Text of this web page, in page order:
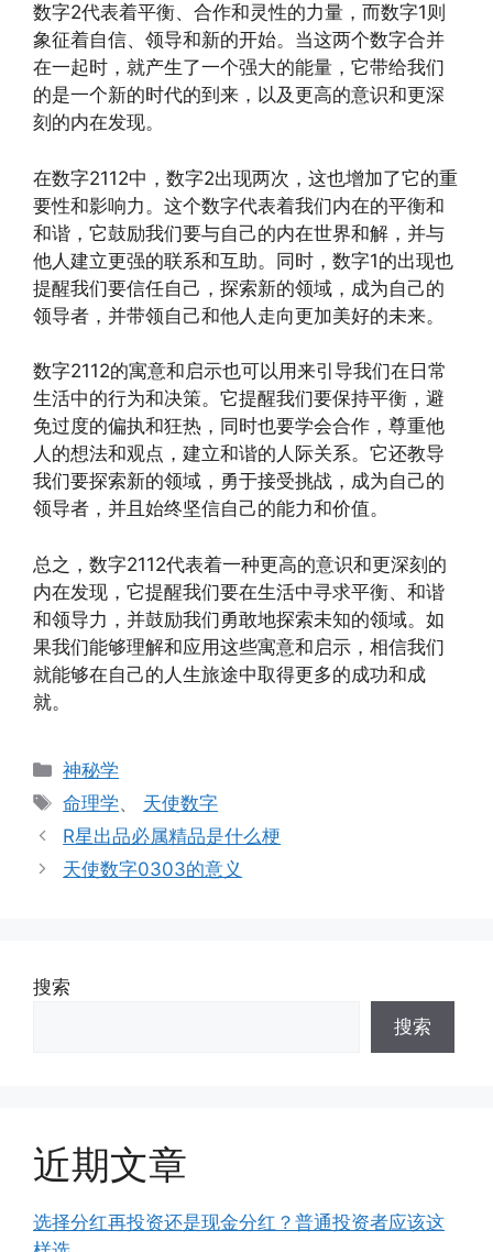
数字2代表着平衡、合作和灵性的力量，而数字1则
象征着自信、领导和新的开始。当这两个数字合并
在一起时，就产生了一个强大的能量，它带给我们
的是一个新的时代的到来，以及更高的意识和更深
刻的内在发现。
在数字2112中，数字2出现两次，这也增加了它的重
要性和影响力。这个数字代表着我们内在的平衡和
和谐，它鼓励我们要与自己的内在世界和解，并与
他人建立更强的联系和互助。同时，数字1的出现也
提醒我们要信任自己，探索新的领域，成为自己的
领导者，并带领自己和他人走向更加美好的未来。
数字2112的寓意和启示也可以用来引导我们在日常
生活中的行为和决策。它提醒我们要保持平衡，避
免过度的偏执和狂热，同时也要学会合作，尊重他
人的想法和观点，建立和谐的人际关系。它还教导
我们要探索新的领域，勇于接受挑战，成为自己的
领导者，并且始终坚信自己的能力和价值。
总之，数字2112代表着一种更高的意识和更深刻的
内在发现，它提醒我们要在生活中寻求平衡、和谐
和领导力，并鼓励我们勇敢地探索未知的领域。如
果我们能够理解和应用这些寓意和启示，相信我们
就能够在自己的人生旅途中取得更多的成功和成
就。
分
类
神秘学
标
签
命理学、 天使数字
R星出品必属精品是什么梗
天使数字0303的意义
搜索
搜索
近期文章
选择分红再投资还是现金分红？普通投资者应该这